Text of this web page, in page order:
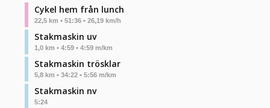
Cykel hem från lunch
22,5 km • 51:36 • 26,19 km/h
Stakmaskin uv
1,0 km • 4:59 • 4:59 m/km
Stakmaskin trösklar
5,8 km • 34:22 • 5:56 m/km
Stakmaskin nv
5:24